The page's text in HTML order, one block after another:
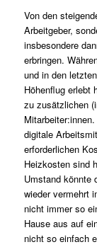
Von den
Arbeitgeber,
insbesondere
erbringen.
und in den
Höhenflug erlebt
zu zusätzlichen
digitale
erforderlichen
Heizkosten sind
Umstand könnte
wieder vermehrt
nicht immer so
Hause aus auf
nicht so einfach